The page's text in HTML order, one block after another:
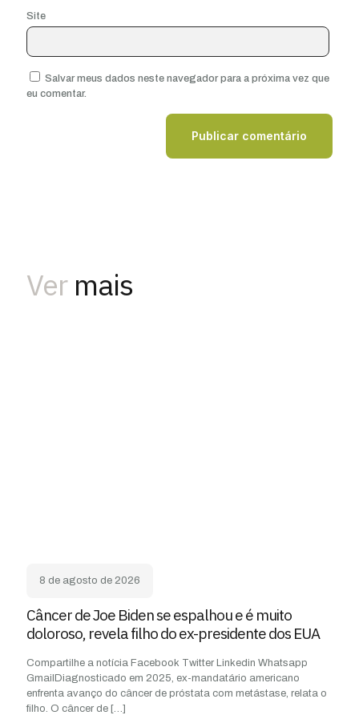
Site
Salvar meus dados neste navegador para a próxima vez que
eu comentar.
Ver mais
8 de agosto de 2026
Câncer de Joe Biden se espalhou e é muito
doloroso, revela filho do ex-presidente dos EUA
Compartilhe a notícia Facebook Twitter Linkedin Whatsapp
GmailDiagnosticado em 2025, ex-mandatário americano
enfrenta avanço do câncer de próstata com metástase, relata o
filho. O câncer de […]